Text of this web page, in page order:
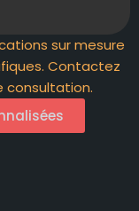
sur mesure
Contactez
consultation.